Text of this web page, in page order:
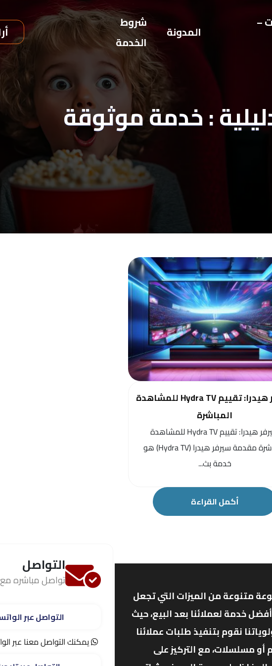
–
المدونة
شروط
الخدمة
: خدمة موثوقة
سيرفر هيدرا: تقييم Hydra TV للمشاهدة
المباشرة
سيرفر هيدرا: تقييم Hydra TV للمشاهدة
المباشرة مقدمة سيرفر هيدرا (Hydra TV) هو
خدمة بث...
أكمل القراءة
متنوعة من الميزات التي تجعل
خدمة لعملائنا بعد البيع، حيث
نقوم بتنفيذ طلبات عملائنا
أو مسلسلات، مع التركيز على
التواصل
تواصل مباشره
التواصل عبر
يمكنك التواصل معنا عبر